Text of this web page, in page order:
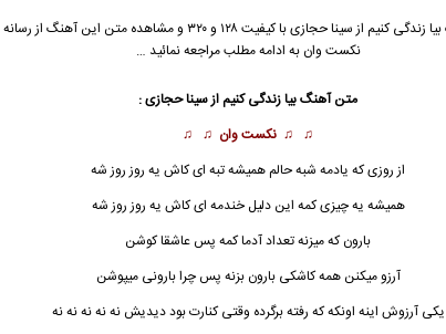
زندگی کنیم از سینا حجازی
با کیفیت ۱۲۸ و ۳۲۰ و مشاهده متن این آهنگ از
نکست وان به ادامه مطلب مراجعه نمائید …
متن آهنگ بیا زندگی کنیم ازسینا حجازی:
♫ ♫ نکست وان ♫ ♫
از روزی که یادمه شبه حالم همیشه تبه ای کاش یه روز روز شه
همیشه یه چیزی کمه این دلیل خندمه ای کاش یه روز روز شه
بارون که میزنه تعداد آدما کمه پس عاشقا کوشن
آرزو میکنن همه کاشکی بارون بزنه پس چرا بارونی میپوشن
یکی آرزوش اینه اونکه که رفته برگرده وقتی کنارت بود دیدیش نه نه نه نه نه